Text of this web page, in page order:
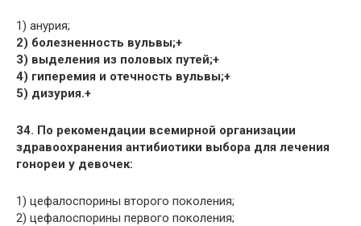
1) анурия;
2) болезненность вульвы;+
3) выделения из половых путей;+
4) гиперемия и отечность вульвы;+
5) дизурия.+
34. По рекомендации всемирной организации
здравоохранения антибиотики выбора для лечения
гонореи у девочек:
1) цефалоспорины второго поколения;
2) цефалоспорины первого поколения;